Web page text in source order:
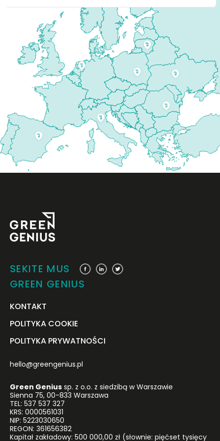
SEKITE MUS
GREEN GENIUS
KONTAKT
POLITYKA COOKIE
POLITYKA PRYWATNOŚCI
hello@greengenius.pl
Green Genius sp. z o.o. z siedzibą w Warszawie
Sienna 75, 00-833 Warszawa
TEL: 537 537 327
KRS: 0000561031
NIP: 5223030650
REGON: 361656382
Kapitał zakładowy: 500 000,00 zł (słownie: pięćset tysięcy